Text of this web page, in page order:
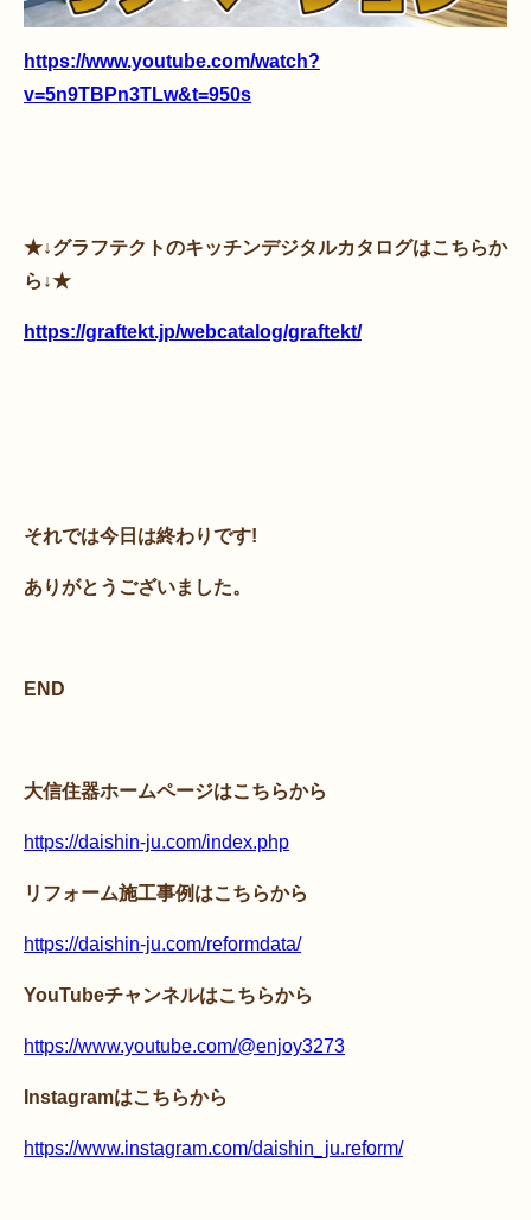
https://www.youtube.com/watch?
v=5n9TBPn3TLw&t=950s
★↓グラフテクトのキッチンデジタルカタログはこちらか
ら↓★
https://graftekt.jp/webcatalog/graftekt/
それでは今日は終わりです!
ありがとうございました。
END
大信住器ホームページはこちらから
https://daishin-ju.com/index.php
リフォーム施工事例はこちらから
https://daishin-ju.com/reformdata/
YouTubeチャンネルはこちらから
https://www.youtube.com/@enjoy3273
Instagramはこちらから
https://www.instagram.com/daishin_ju.reform/